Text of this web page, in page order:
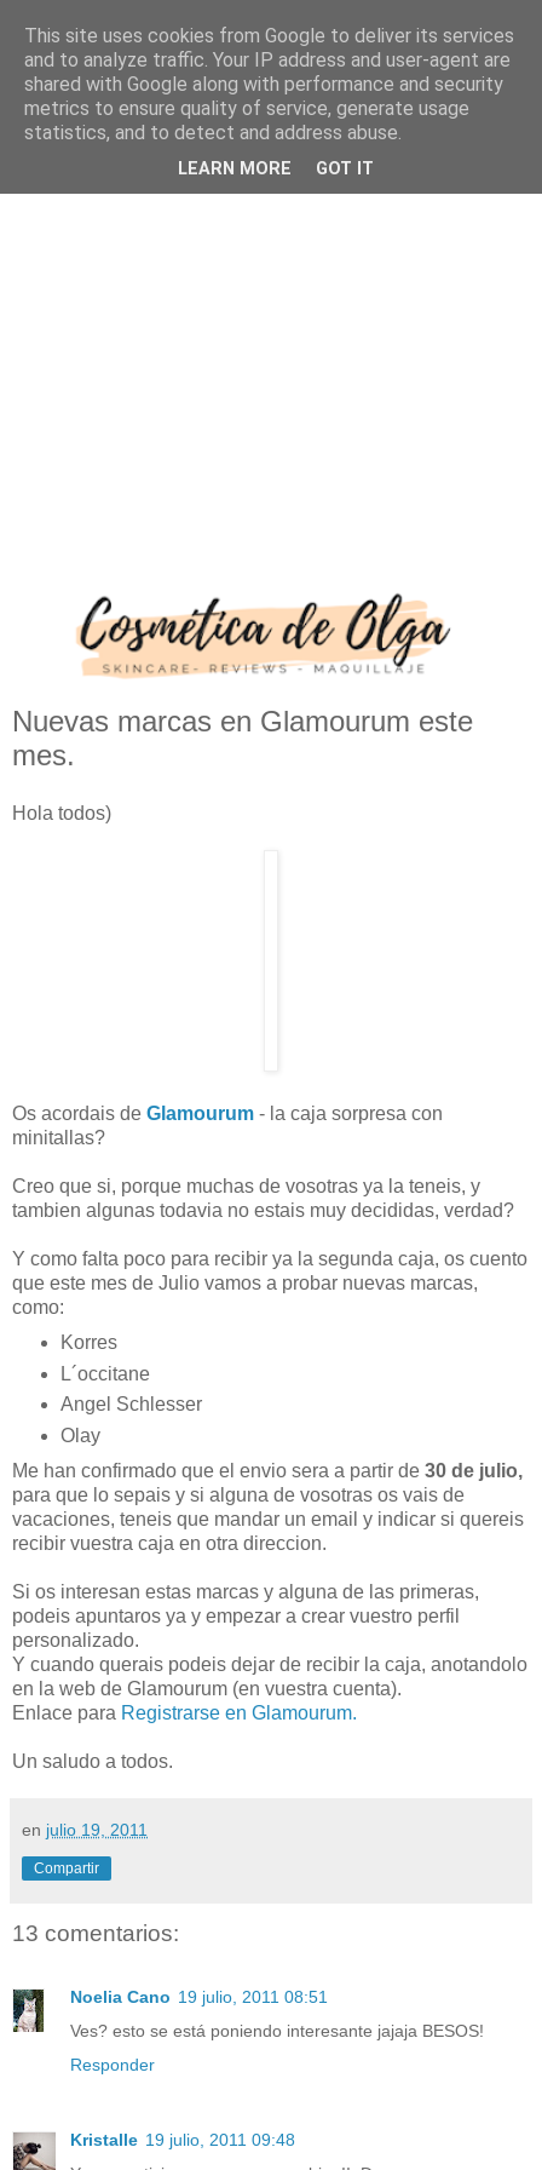
Nuevas marcas en Glamourum este
mes.
Hola todos)
Os acordais de Glamourum - la caja sorpresa con
minitallas?
Creo que si, porque muchas de vosotras ya la teneis, y
tambien algunas todavia no estais muy decididas, verdad?
Y como falta poco para recibir ya la segunda caja, os cuento
que este mes de Julio vamos a probar nuevas marcas,
como:
Korres
L´occitane
Angel Schlesser
Olay
Me han confirmado que el envio sera a partir de 30 de julio,
para que lo sepais y si alguna de vosotras os vais de
vacaciones, teneis que mandar un email y indicar si quereis
recibir vuestra caja en otra direccion.
Si os interesan estas marcas y alguna de las primeras,
podeis apuntaros ya y empezar a crear vuestro perfil
personalizado.
Y cuando querais podeis dejar de recibir la caja, anotandolo
en la web de Glamourum (en vuestra cuenta).
Enlace para Registrarse en Glamourum.
Un saludo a todos.
en julio 19, 2011
Compartir
13 comentarios:
Noelia Cano 19 julio, 2011 08:51
Ves? esto se está poniendo interesante jajaja BESOS!
Responder
Kristalle 19 julio, 2011 09:48
This site uses cookies from Google to deliver its services
and to analyze traffic. Your IP address and user-agent are
shared with Google along with performance and security
metrics to ensure quality of service, generate usage
statistics, and to detect and address abuse.
LEARN MORE GOT IT